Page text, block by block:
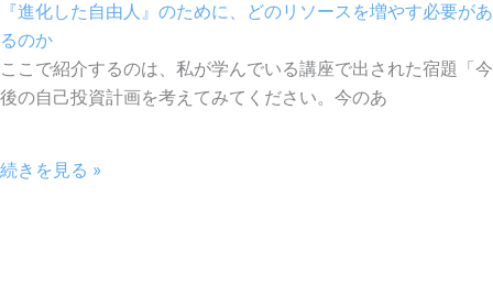
『進化した自由人』のために、どのリソースを増やす必要があ
るのか
ここで紹介するのは、私が学んでいる講座で出された宿題「今
後の自己投資計画を考えてみてください。今のあ
続きを見る »